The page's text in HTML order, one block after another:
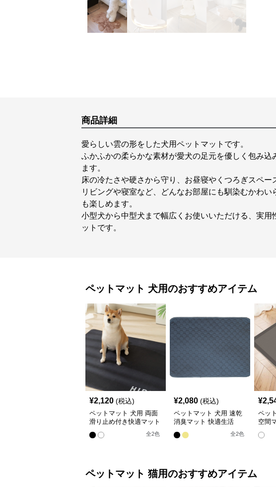
商品詳細
愛らしい雲の形をした犬用ペットマットです。
ふかふかの柔らかな素材が愛犬の足元を優しく包み
ます。
床の冷たさや硬さから守り、お昼寝やくつろぎスペー
リビングや寝室など、どんなお部屋にも馴染むかわ
も楽しめます。
小型犬から中型犬まで幅広くお使いいただける、実
ットです。
ペットマット 犬用のおすすめアイテム
¥2,120 (税込)
ペットマット 犬用 両面
滑り止め付き快適マット
全2色
¥2,080 (税込)
ペットマット 犬用 速乾
消臭マット 快適生活
全2色
¥
ペッ
空間
ペットマット 猫用のおすすめアイテム